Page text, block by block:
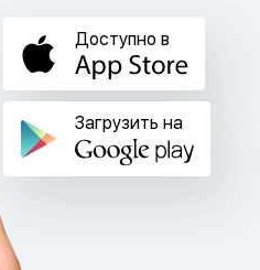
Доступно в
Загрузить на